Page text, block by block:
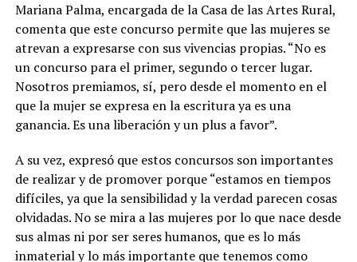
Mariana Palma, encargada de la Casa de las Artes Rural,
comenta que este concurso permite que las mujeres se
atrevan a expresarse con sus vivencias propias. “No es
un concurso para el primer, segundo o tercer lugar.
Nosotros premiamos, sí, pero desde el momento en el
que la mujer se expresa en la escritura ya es una
ganancia. Es una liberación y un plus a favor”.
A su vez, expresó que estos concursos son importantes
de realizar y de promover porque “estamos en tiempos
difíciles, ya que la sensibilidad y la verdad parecen cosas
olvidadas. No se mira a las mujeres por lo que nace desde
sus almas ni por ser seres humanos, que es lo más
inmaterial y lo más importante que tenemos como